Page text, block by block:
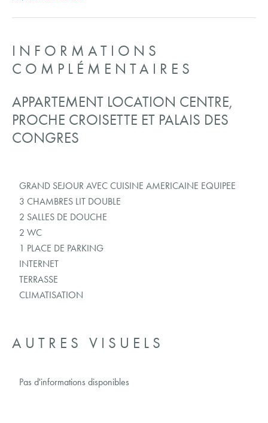
INFORMATIONS
COMPLÉMENTAIRES
APPARTEMENT LOCATION CENTRE,
PROCHE CROISETTE ET PALAIS DES
CONGRES
GRAND SEJOUR AVEC CUISINE AMERICAINE EQUIPEE
3 CHAMBRES LIT DOUBLE
2 SALLES DE DOUCHE
2 WC
1 PLACE DE PARKING
INTERNET
TERRASSE
CLIMATISATION
AUTRES VISUELS
Pas d'informations disponibles